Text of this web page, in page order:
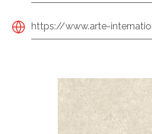
https://www.arte-